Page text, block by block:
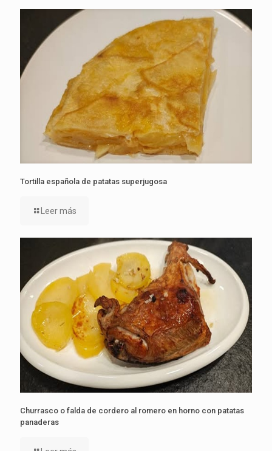
Tortilla española de patatas superjugosa
Leer más
Churrasco o falda de cordero al romero en horno con patatas
panaderas